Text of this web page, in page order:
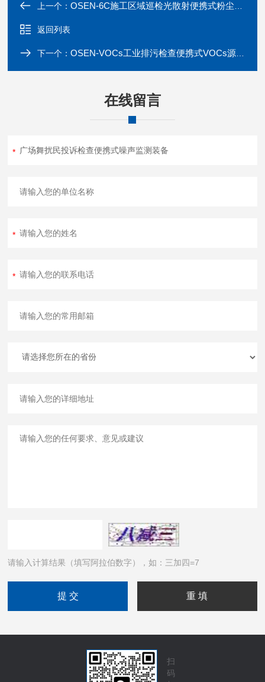
上一个：OSEN-6C施工区域巡检光散射便携式粉尘浓度检测仪
返回列表
下一个：OSEN-VOCs工业排污检查便携式VOCs源快速检测仪
在线留言
请输入计算结果（填写阿拉伯数字），如：三加四=7
扫
码